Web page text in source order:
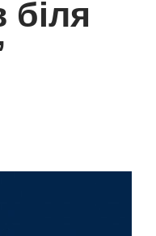
біля